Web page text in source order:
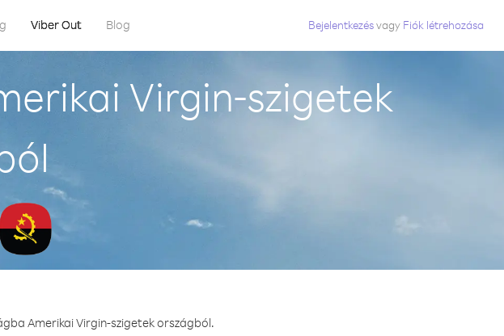
Viber Out Blog Bejelentkezésvagy Fiók létrehozása
Virgin-szigetek
Amerikai Virgin-szigetek országból.